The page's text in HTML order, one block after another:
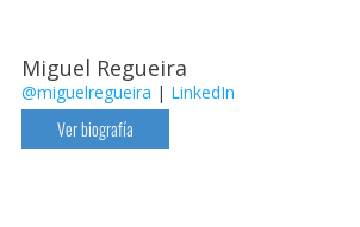
Miguel Regueira
@miguelregueira | LinkedIn
Ver biografía